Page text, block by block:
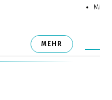
MEHR